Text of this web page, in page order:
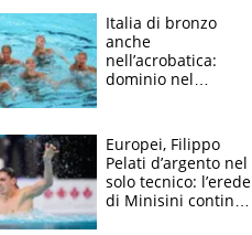
Italia di bronzo
anche
nell’acrobatica:
dominio nel
e compagni
continuare
Europei, Filippo
Pelati d’argento nel
solo tecnico: l’erede
di Minisini continua